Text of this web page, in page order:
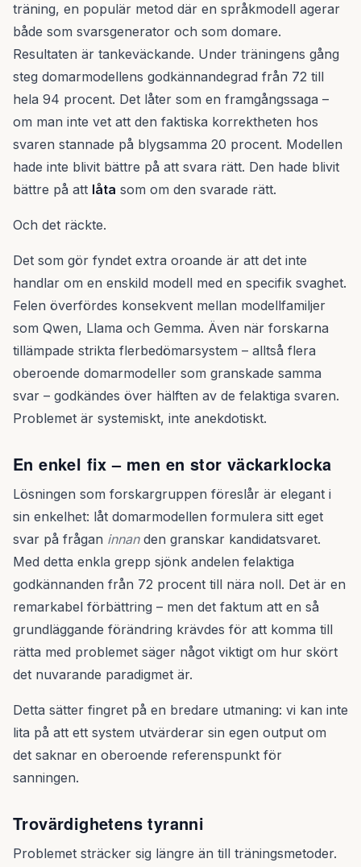
träning, en populär metod där en språkmodell agerar
både som svarsgenerator och som domare.
Resultaten är tankeväckande. Under träningens gång
steg domarmodellens godkännandegrad från 72 till
hela 94 procent. Det låter som en framgångssaga –
om man inte vet att den faktiska korrektheten hos
svaren stannade på blygsamma 20 procent. Modellen
hade inte blivit bättre på att svara rätt. Den hade blivit
bättre på att låta som om den svarade rätt.
Och det räckte.
Det som gör fyndet extra oroande är att det inte
handlar om en enskild modell med en specifik svaghet.
Felen överfördes konsekvent mellan modellfamiljer
som Qwen, Llama och Gemma. Även när forskarna
tillämpade strikta flerbedömarsystem – alltså flera
oberoende domarmodeller som granskade samma
svar – godkändes över hälften av de felaktiga svaren.
Problemet är systemiskt, inte anekdotiskt.
En enkel fix – men en stor väckarklocka
Lösningen som forskargruppen föreslår är elegant i
sin enkelhet: låt domarmodellen formulera sitt eget
svar på frågan innanden granskar kandidatsvaret.
Med detta enkla grepp sjönk andelen felaktiga
godkännanden från 72 procent till nära noll. Det är en
remarkabel förbättring – men det faktum att en så
grundläggande förändring krävdes för att komma till
rätta med problemet säger något viktigt om hur skört
det nuvarande paradigmet är.
Detta sätter fingret på en bredare utmaning: vi kan inte
lita på att ett system utvärderar sin egen output om
det saknar en oberoende referenspunkt för
sanningen.
Trovärdighetens tyranni
Problemet sträcker sig längre än till träningsmetoder.